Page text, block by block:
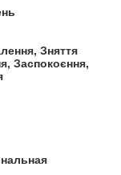
Зняття
Заспокоєння,